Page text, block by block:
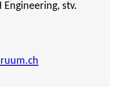
Engineering, stv.